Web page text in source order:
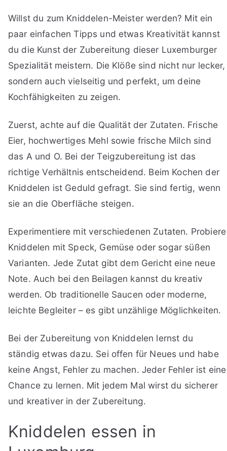
Willst du zum Kniddelen-Meister werden? Mit ein
paar einfachen Tipps und etwas Kreativität kannst
du die Kunst der Zubereitung dieser Luxemburger
Spezialität meistern. Die Klöße sind nicht nur lecker,
sondern auch vielseitig und perfekt, um deine
Kochfähigkeiten zu zeigen.
Zuerst, achte auf die Qualität der Zutaten. Frische
Eier, hochwertiges Mehl sowie frische Milch sind
das A und O. Bei der Teigzubereitung ist das
richtige Verhältnis entscheidend. Beim Kochen der
Kniddelen ist Geduld gefragt. Sie sind fertig, wenn
sie an die Oberfläche steigen.
Experimentiere mit verschiedenen Zutaten. Probiere
Kniddelen mit Speck, Gemüse oder sogar süßen
Varianten. Jede Zutat gibt dem Gericht eine neue
Note. Auch bei den Beilagen kannst du kreativ
werden. Ob traditionelle Saucen oder moderne,
leichte Begleiter – es gibt unzählige Möglichkeiten.
Bei der Zubereitung von Kniddelen lernst du
ständig etwas dazu. Sei offen für Neues und habe
keine Angst, Fehler zu machen. Jeder Fehler ist eine
Chance zu lernen. Mit jedem Mal wirst du sicherer
und kreativer in der Zubereitung.
Kniddelen essen in